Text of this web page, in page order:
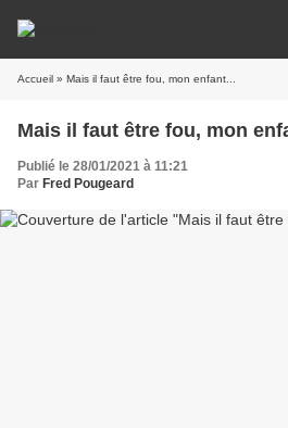
Accueil » Mais il faut être fou, mon enfant...
Mais il faut être fou, mon
Publié le 28/01/2021 à 11:21
Par Fred Pougeard